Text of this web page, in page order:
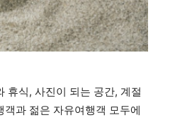
휴식, 사진이 되는 공간, 계절
과 젊은 자유여행객 모두에